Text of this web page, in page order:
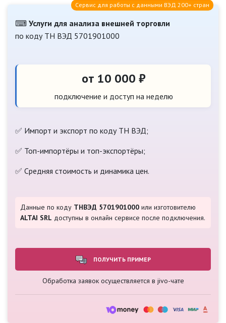
⌨ Услуги для анализа внешней торговли
по коду ТН ВЭД 5701901000
Сервис для работы с данными ВЭД 200+ стран
от 10 000 ₽
подключение и доступ на неделю
✅ Импорт и экспорт по коду ТН ВЭД;
✅ Топ-импортёры и топ-экспортёры;
✅ Средняя стоимость и динамика цен.
Данные по коду ТНВЭД 5701901000 или изготовителю
ALTAI SRL доступны в онлайн сервисе после подключения.
ПОЛУЧИТЬ ПРИМЕР
Обработка заявок осуществляется в jivo-чате